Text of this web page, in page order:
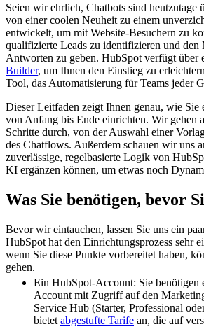
Seien wir ehrlich, Chatbots sind heutzutage
von einer coolen Neuheit zu einem
entwickelt, um mit Website-Besuchern zu
qualifizierte Leads zu identifizieren und den
Antworten zu geben. HubSpot verfügt über
Builder, um Ihnen den Einstieg zu
Tool, das Automatisierung für Teams jeder
Dieser Leitfaden zeigt Ihnen genau, wie Sie
von Anfang bis Ende einrichten. Wir gehen
Schritte durch, von der Auswahl einer
des Chatflows. Außerdem schauen wir uns
zuverlässige, regelbasierte Logik von
KI ergänzen können, um etwas noch
Was Sie benötigen, bevor
Bevor wir eintauchen, lassen Sie uns ein
HubSpot hat den Einrichtungsprozess sehr
wenn Sie diese Punkte vorbereitet haben,
gehen.
Ein HubSpot-Account: Sie benötigen
Account mit Zugriff auf den
Service Hub (Starter, Professional
bietetabgestufte Tarife an, die auf